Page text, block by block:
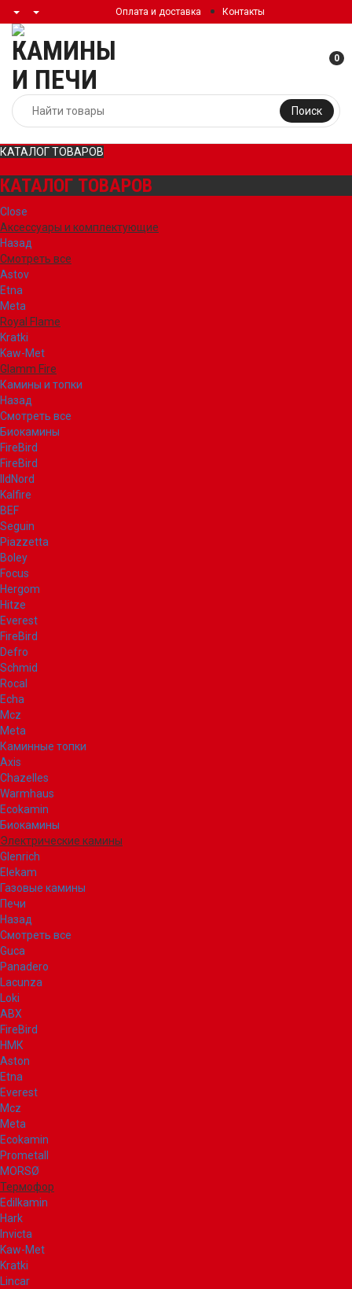
Оплата и доставка Контакты
Поиск
0
КАТАЛОГ ТОВАРОВ
КАТАЛОГ ТОВАРОВ
Close
Аксессуары и комплектующие
Назад
Смотреть все
Astov
Etna
Meta
Royal Flame
Kratki
Kaw-Met
Glamm Fire
Камины и топки
Назад
Смотреть все
Биокамины
FireBird
FireBird
IldNord
Kalfire
BEF
Seguin
Piazzetta
Boley
Focus
Hergom
Hitze
Everest
FireBird
Defro
Schmid
Rocal
Echa
Mcz
Meta
Каминные топки
Axis
Chazelles
Warmhaus
Ecokamin
Биокамины
Электрические камины
Glenrich
Elekam
Газовые камины
Печи
Назад
Смотреть все
Guca
Panadero
Lacunza
Loki
ABX
FireBird
НМК
Aston
Etna
Everest
Mcz
Meta
Ecokamin
Prometall
MORSØ
Термофор
Edilkamin
Hark
Invicta
Kaw-Met
Kratki
Lincar